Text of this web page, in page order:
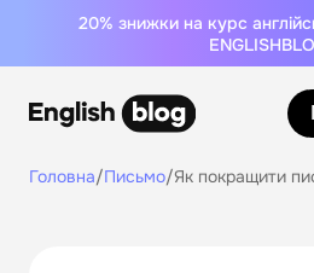
20% знижки на курс
Головна/Письмо/